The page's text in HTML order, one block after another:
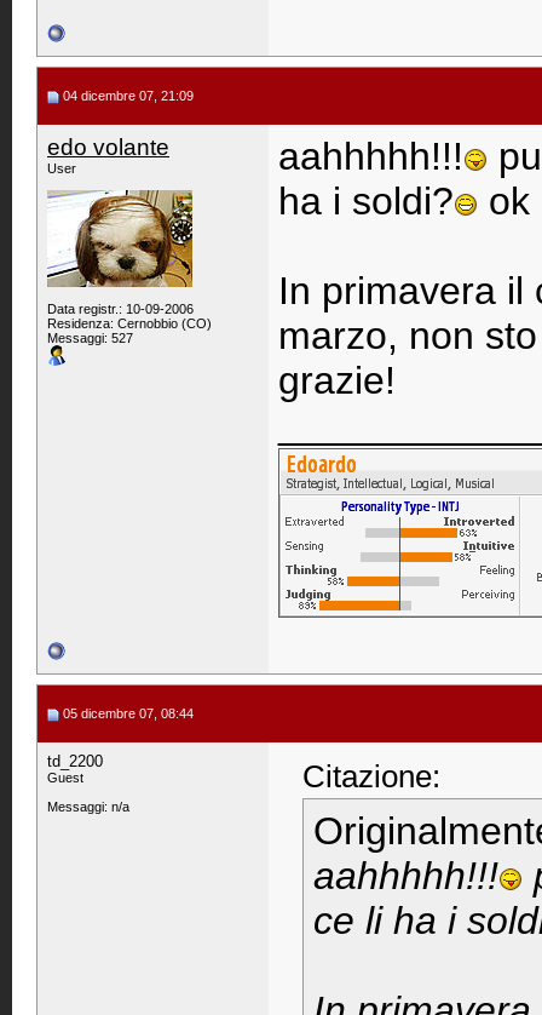
04 dicembre 07, 21:09
edo volante
User
Data registr.: 10-09-2006
Residenza: Cernobbio (CO)
Messaggi: 527
aahhhhh!!!
ha i soldi?
ok
In primavera il
marzo, non
grazie!
05 dicembre 07, 08:44
td_2200
Guest
Messaggi: n/a
Citazione:
aahhhhh!!!
ce li ha i